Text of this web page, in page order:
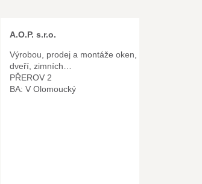
A.O.P. s.r.o.
Výrobou, prodej a montáže oken,
dveří, zimních…
PŘEROV 2
BA: V Olomoucký